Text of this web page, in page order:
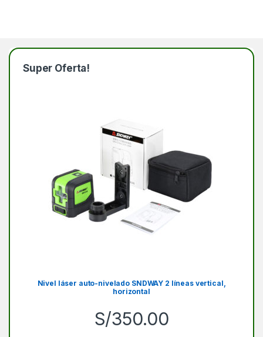
Super Oferta!
Nivel láser auto-nivelado SNDWAY 2 líneas vertical,
horizontal
S/350.00